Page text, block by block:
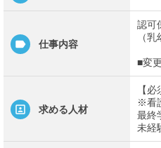
仕事内容
認可
（
■変
求める人材
【
※看
最終
未経